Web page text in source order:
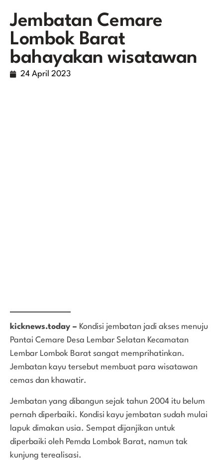
Jembatan Cemare
Lombok Barat
bahayakan wisatawan
24 April 2023
kicknews.today – Kondisi jembatan jadi akses menuju
Pantai Cemare Desa Lembar Selatan Kecamatan
Lembar Lombok Barat sangat memprihatinkan.
Jembatan kayu tersebut membuat para wisatawan
cemas dan khawatir.
Jembatan yang dibangun sejak tahun 2004 itu belum
pernah diperbaiki. Kondisi kayu jembatan sudah mulai
lapuk dimakan usia. Sempat dijanjikan untuk
diperbaiki oleh Pemda Lombok Barat, namun tak
kunjung terealisasi.